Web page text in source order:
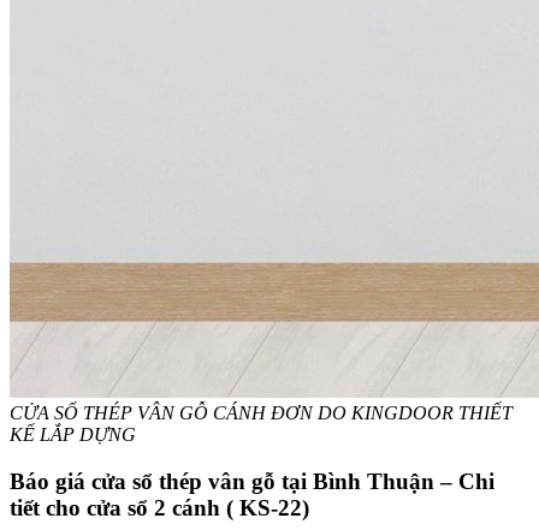
CỬA SỔ THÉP VÂN GỖ CÁNH ĐƠN DO KINGDOOR THIẾT
KẾ LẮP DỰNG
Báo giá cửa sổ thép vân gỗ tại Bình Thuận – Chi
tiết cho cửa sổ 2 cánh ( KS-22)​